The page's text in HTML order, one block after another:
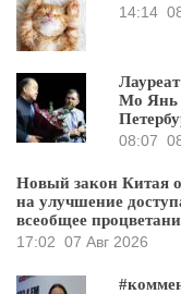
14:14
Мо Янь
08:07
Новый закон Китая
на улучшение
всеобщее
17:02 07 Авг 2026